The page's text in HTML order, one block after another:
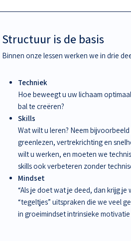
Structuur is de basis
Binnen onze lessen werken we in drie
Techniek
Hoe beweegt u uw lichaam
bal te creëren?
Skills
Wat wilt u leren? Neem
greenlezen, vertrekrichting en
wilt u werken, en moeten we
skills ook verbeteren zonder
Mindset
“Als je doet wat je deed, dan krijg je
“tegeltjes” uitspraken die we veel
in groeimindset intrinsieke